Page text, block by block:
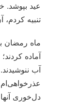
عید بپوشد.
تنبیه
ماه رمضان
آماده
آب
عذرخواهی‌ام
دل‌خوری